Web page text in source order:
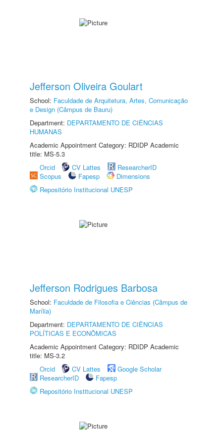
Jefferson Oliveira Goulart
School: Faculdade de Arquitetura, Artes, Comunicação
e Design (Câmpus de Bauru)
Department: DEPARTAMENTO DE CIÊNCIAS
HUMANAS
Academic Appointment Category: RDIDP Academic
title: MS-5.3
Orcid
CV Lattes
ResearcherID
Scopus
Fapesp
Dimensions
Repositório Institucional UNESP
Jefferson Rodrigues Barbosa
School: Faculdade de Filosofia e Ciências (Câmpus de
Marília)
Department: DEPARTAMENTO DE CIÊNCIAS
POLÍTICAS E ECONÔMICAS
Academic Appointment Category: RDIDP Academic
title: MS-3.2
Orcid
CV Lattes
Google Scholar
ResearcherID
Fapesp
Repositório Institucional UNESP